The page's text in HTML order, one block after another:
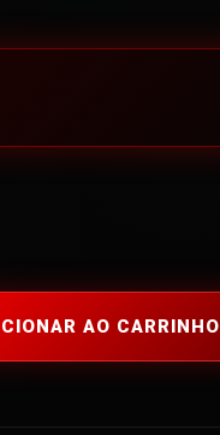
AO CARRINHO